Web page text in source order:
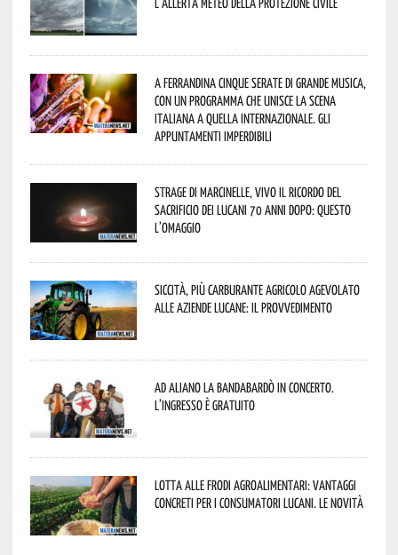
A Ferrandina cinque serate di grande musica,
con un programma che unisce la scena
italiana a quella internazionale. Gli
appuntamenti imperdibili
Strage di Marcinelle, vivo il ricordo del
sacrificio dei lucani 70 anni dopo: questo
l’omaggio
Siccità, più carburante agricolo agevolato
alle aziende lucane: il provvedimento
Ad Aliano la Bandabardò in concerto.
L’ingresso è gratuito
Lotta alle frodi agroalimentari: vantaggi
concreti per i consumatori lucani. Le novità